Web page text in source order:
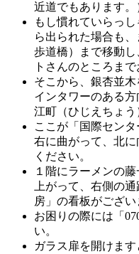
近道でもあります。
もし慣れていらっ
ら出られた場合も
歩道橋）まで移動
トさんのところまで
そこから、銀杏並
インタワーのある
江町（ひじえちょう
ここが「国際センタ
右に曲がって、北
ください。
１階にラーメンの
上がって、右側の
房」の看板がござい
お困りの際には「
い。
ガラス扉を開けま